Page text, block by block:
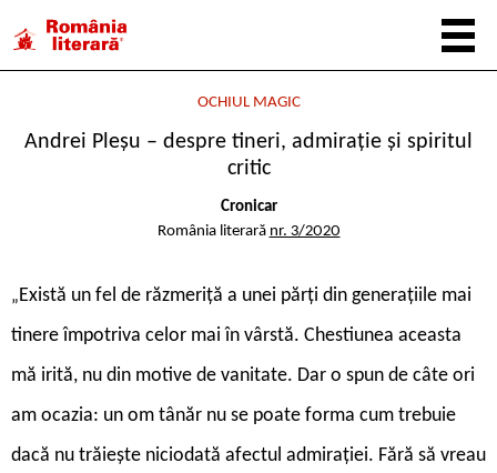
OCHIUL MAGIC
Andrei Pleșu – despre tineri, admirație și spiritul
critic
Cronicar
România literară nr. 3/2020
„Există un fel de răzmeriță a unei părți din generațiile mai
tinere împotriva celor mai în vârstă. Chestiunea aceasta
mă irită, nu din motive de vanitate. Dar o spun de câte ori
am ocazia: un om tânăr nu se poate forma cum trebuie
dacă nu trăiește niciodată afectul admirației. Fără să vreau